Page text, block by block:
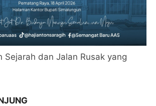
Sejarah dan Jalan Rusak yang